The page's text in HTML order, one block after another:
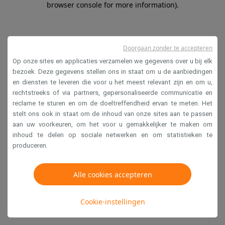
browser console for more information).
Op onze sites en applicaties verzamelen we gegevens over u bij elk
bezoek. Deze gegevens stellen ons in staat om u de aanbiedingen
en diensten te leveren die voor u het meest relevant zijn en om u,
rechtstreeks of via partners, gepersonaliseerde communicatie en
reclame te sturen en om de doeltreffendheid ervan te meten. Het
stelt ons ook in staat om de inhoud van onze sites aan te passen
aan uw voorkeuren, om het voor u gemakkelijker te maken om
inhoud te delen op sociale netwerken en om statistieken te
produceren.
Alle cookies accepteren
Cookie-instellingen
Doorgaan zonder te accepteren